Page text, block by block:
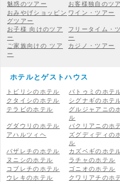
魅惑のツアー
お客様独自のツ
おみやげショッピン
グツアー
ワイン・ツアー
お子様 向けのツア
ー
フリータイム・
ー
ご家族向けの ツア
ー
カジノ・ツアー
ホテルとゲストハウス
トビリシのホテル
バトゥミのホテ
クタイシのホテル
シグナギのホテ
テラビのホテル
グルジャアニの
ル
グダウリのホテル
バクリアニのホ
アハルツィヘ
ズグディディの
ル
バザレチのホテル
カズベギのホテ
ヌニシのホテル
ラチャのホテル
コブレチのホテル
ゴニオのホテル
ウレキのホテル
クワリアチのホ